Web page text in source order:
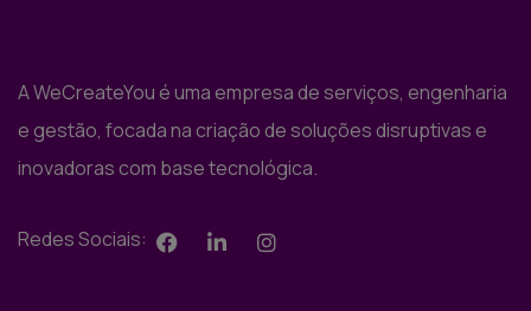
A WeCreateYou é uma empresa de serviços, engenharia
e gestão, focada na criação de soluções disruptivas e
inovadoras com base tecnológica.
Redes Sociais: